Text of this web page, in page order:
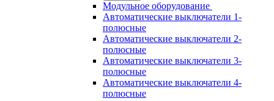
Модульное оборудование
Автоматические выключатели 1-
полюсные
Автоматические выключатели 2-
полюсные
Автоматические выключатели 3-
полюсные
Автоматические выключатели 4-
полюсные